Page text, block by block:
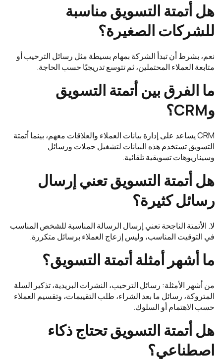
هل أتمتة التسويق مناسبة
للشركات الصغيرة؟
نعم، بشرط أن تبدأ الشركة بمهام بسيطة مثل رسائل الترحيب أو
متابعة العملاء المحتملين، ثم تتوسع تدريجيًا حسب الحاجة.
ما الفرق بين أتمتة التسويق
وCRM؟
CRM يساعد على إدارة بيانات العملاء والعلاقات معهم، بينما أتمتة
التسويق تستخدم هذه البيانات لتشغيل حملات ورسائل
وسيناريوهات تسويقية تلقائية.
هل أتمتة التسويق تعني إرسال
رسائل كثيرة؟
لا. الأتمتة الناجحة تعني إرسال الرسالة المناسبة للشخص المناسب
في التوقيت المناسب، وليس إزعاج العملاء برسائل متكررة.
ما أشهر أمثلة أتمتة التسويق؟
من أشهر الأمثلة: رسائل الترحيب، النشرات البريدية، تذكير السلة
المتروكة، رسائل ما بعد الشراء، طلب التقييمات، وتقسيم العملاء
حسب الاهتمام أو السلوك.
هل أتمتة التسويق تحتاج ذكاء
اصطناعي؟